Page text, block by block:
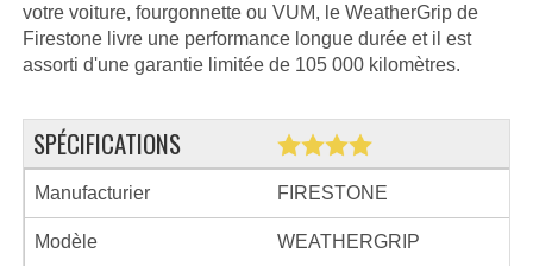
votre voiture, fourgonnette ou VUM, le WeatherGrip de
Firestone livre une performance longue durée et il est
assorti d'une garantie limitée de 105 000 kilomètres.
SPÉCIFICATIONS
Manufacturier FIRESTONE
Modèle WEATHERGRIP